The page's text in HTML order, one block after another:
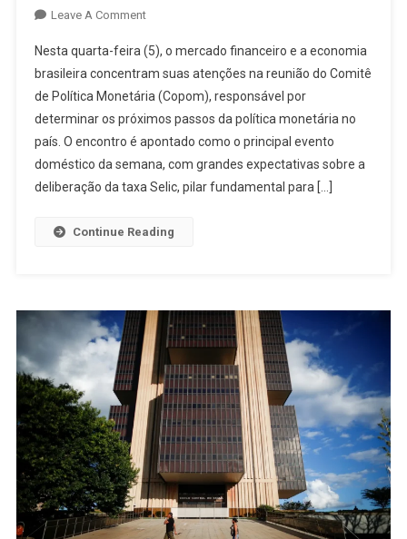
Leave A CommentOn
Decisão
Da
Selic
E
Balanços
Agitam
Economia
Nesta quarta-feira (5), o mercado financeiro e a economia
brasileira concentram suas atenções na reunião do Comitê
de Política Monetária (Copom), responsável por
determinar os próximos passos da política monetária no
país. O encontro é apontado como o principal evento
doméstico da semana, com grandes expectativas sobre a
deliberação da taxa Selic, pilar fundamental para […]
Continue Reading